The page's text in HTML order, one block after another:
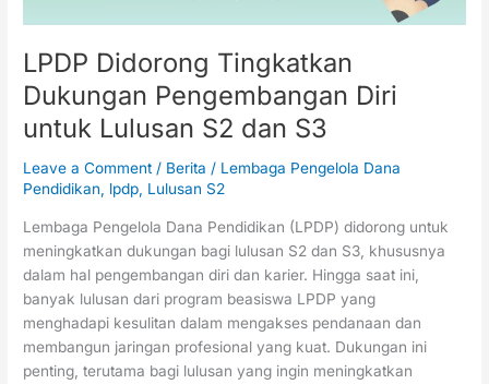
LPDP Didorong Tingkatkan
Dukungan Pengembangan Diri
untuk Lulusan S2 dan S3
Leave a Comment / Berita / Lembaga Pengelola Dana
Pendidikan, lpdp, Lulusan S2
Lembaga Pengelola Dana Pendidikan (LPDP) didorong untuk
meningkatkan dukungan bagi lulusan S2 dan S3, khususnya
dalam hal pengembangan diri dan karier. Hingga saat ini,
banyak lulusan dari program beasiswa LPDP yang
menghadapi kesulitan dalam mengakses pendanaan dan
membangun jaringan profesional yang kuat. Dukungan ini
penting, terutama bagi lulusan yang ingin meningkatkan
S3